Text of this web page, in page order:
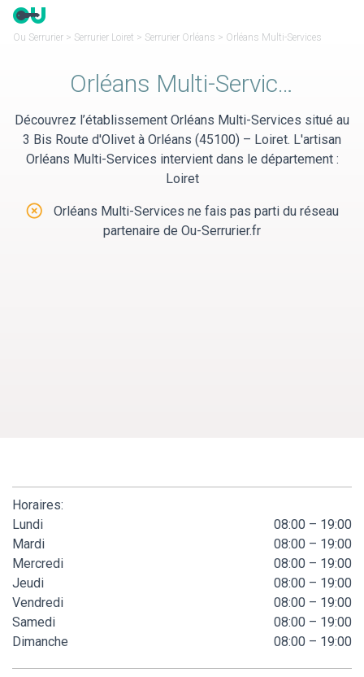
Panneau de gestion des cookies
Ou Serrurier > Serrurier Loiret > Serrurier Orléans > Orléans Multi-Services
Orléans Multi-Services
Découvrez l’établissement Orléans Multi-Services situé au
3 Bis Route d'Olivet à Orléans (45100) – Loiret. L'artisan
Orléans Multi-Services intervient dans le département :
Loiret
Orléans Multi-Services ne fais pas parti du réseau
partenaire de Ou-Serrurier.fr
Horaires:
Lundi
08:00 – 19:00
Mardi
08:00 – 19:00
Mercredi
08:00 – 19:00
Jeudi
08:00 – 19:00
Vendredi
08:00 – 19:00
Samedi
08:00 – 19:00
Dimanche
08:00 – 19:00